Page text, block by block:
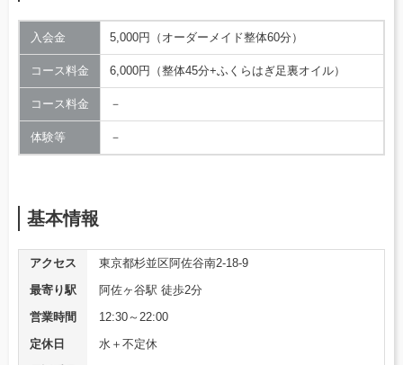
入会金 5,000円（オーダーメイド整体60分）
コース料金 6,000円（整体45分+ふくらはぎ足裏オイル）
コース料金 －
体験等 －
基本情報
アクセス
東京都杉並区阿佐谷南2-18-9
最寄り駅
阿佐ヶ谷駅 徒歩2分
営業時間
12:30～22:00
定休日
水＋不定休